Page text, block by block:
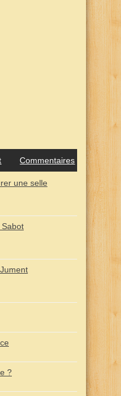
Commentaires
une selle
?